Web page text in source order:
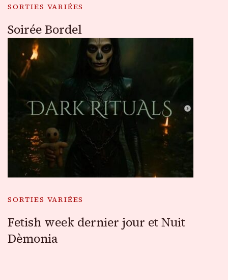
SORTIES VARIÉES
Soirée Bordel
SORTIES VARIÉES
Fetish week dernier jour et Nuit
Dèmonia